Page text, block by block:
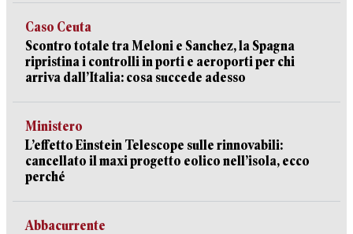
Caso Ceuta
Scontro totale tra Meloni e Sanchez, la Spagna
ripristina i controlli in porti e aeroporti per chi
arriva dall’Italia: cosa succede adesso
Ministero
L’effetto Einstein Telescope sulle rinnovabili:
cancellato il maxi progetto eolico nell’isola, ecco
perché
Abbacurrente